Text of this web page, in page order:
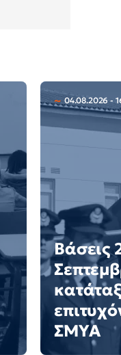
04.08.2026 -
Βάσεις
ΣΜΥΑ